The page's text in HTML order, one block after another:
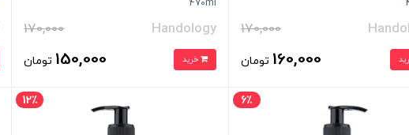
170,000
160,000 تومان
470ml
Handology
170,000
خرید 150,000 تومان
6٪ 12٪